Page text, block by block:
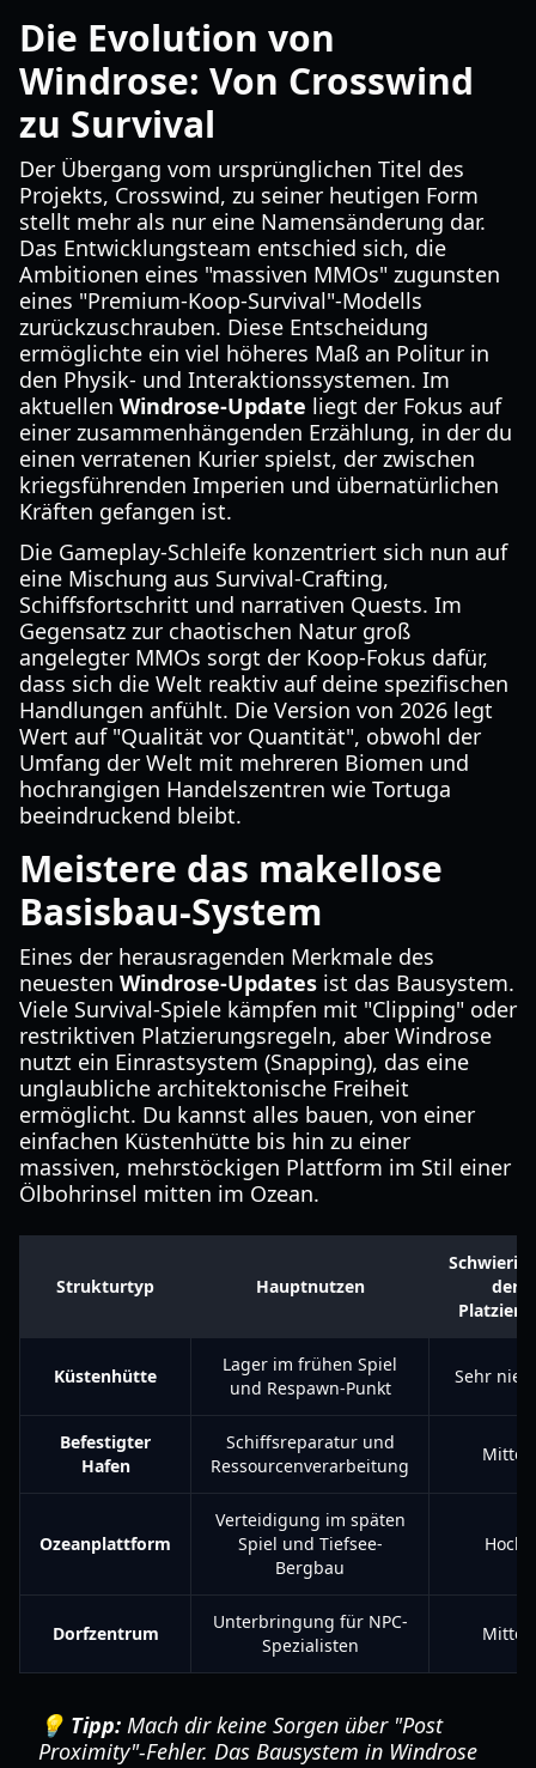
Die Evolution von
Windrose: Von Crosswind
zu Survival
Der Übergang vom ursprünglichen Titel des
Projekts, Crosswind, zu seiner heutigen Form
stellt mehr als nur eine Namensänderung dar.
Das Entwicklungsteam entschied sich, die
Ambitionen eines "massiven MMOs" zugunsten
eines "Premium-Koop-Survival"-Modells
zurückzuschrauben. Diese Entscheidung
ermöglichte ein viel höheres Maß an Politur in
den Physik- und Interaktionssystemen. Im
aktuellen Windrose-Update liegt der Fokus auf
einer zusammenhängenden Erzählung, in der du
einen verratenen Kurier spielst, der zwischen
kriegsführenden Imperien und übernatürlichen
Kräften gefangen ist.
Die Gameplay-Schleife konzentriert sich nun auf
eine Mischung aus Survival-Crafting,
Schiffsfortschritt und narrativen Quests. Im
Gegensatz zur chaotischen Natur groß
angelegter MMOs sorgt der Koop-Fokus dafür,
dass sich die Welt reaktiv auf deine spezifischen
Handlungen anfühlt. Die Version von 2026 legt
Wert auf "Qualität vor Quantität", obwohl der
Umfang der Welt mit mehreren Biomen und
hochrangigen Handelszentren wie Tortuga
beeindruckend bleibt.
Meistere das makellose
Basisbau-System
Eines der herausragenden Merkmale des
neuesten Windrose-Updates ist das Bausystem.
Viele Survival-Spiele kämpfen mit "Clipping" oder
restriktiven Platzierungsregeln, aber Windrose
nutzt ein Einrastsystem (Snapping), das eine
unglaubliche architektonische Freiheit
ermöglicht. Du kannst alles bauen, von einer
einfachen Küstenhütte bis hin zu einer
massiven, mehrstöckigen Plattform im Stil einer
Ölbohrinsel mitten im Ozean.
Strukturtyp Hauptnutzen
der
Küstenhütte
Lager im frühen Spiel
und Respawn-Punkt
Sehr
Befestigter
Hafen
Schiffsreparatur und
Ressourcenverarbeitung
Mittel
Ozeanplattform
Verteidigung im späten
Spiel und Tiefsee-
Bergbau
Hoch
Dorfzentrum
Unterbringung für NPC-
Spezialisten
Mittel
💡 Tipp: Mach dir keine Sorgen über "Post
Proximity"-Fehler. Das Bausystem in Windrose